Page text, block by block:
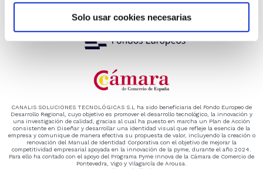
Solo usar cookies necesarias
CANALIS SOLUCIONES TECNOLÓGICAS S.L ha sido beneficiaria del Fondo Europeo de
Desarrollo Regional, cuyo objetivo es promover el desarrollo tecnológico, la innovación y
una investigación de calidad, gracias al cual ha puesto en marcha un Plan de Acción
consistente en Diseñar y desarrollar una identidad visual que refleje la esencia de la
empresa y comunique de manera efectiva su propuesta de valor, incluyendo la creación o
renovación del Manual de Identidad Corporativa con el objetivo de mejorar la
competitividad empresarial apoyada en la innovación de la pyme, durante el año 2024.
Para ello ha contado con el apoyo del Programa Pyme Innova de la Cámara de Comercio de
Pontevedra, Vigo y Vilagarcía de Arousa.